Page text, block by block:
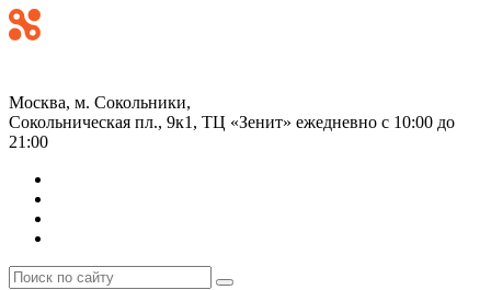
Москва, м. Сокольники,
Сокольническая пл., 9к1, ТЦ «Зенит» ежедневно с 10:00 до
21:00